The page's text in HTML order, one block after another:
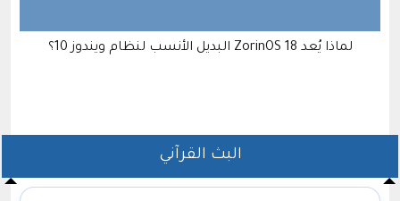
لماذا يُعد ZorinOS 18 البديل الأنسب لنظام ويندوز 10؟
البث القرآني